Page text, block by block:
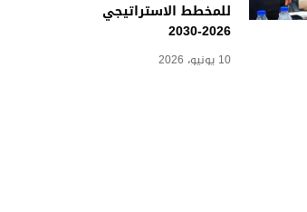
للمخطط الاستراتيجي
2026-2030
10 يونيو، 2026